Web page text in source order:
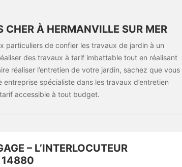
CHER À HERMANVILLE SUR MER
particuliers de confier les travaux de jardin à un
des travaux à tarif imbattable tout en réalisant
réaliser l’entretien de votre jardin, sachez que vous
spécialiste dans les travaux d’entretien
accessible à tout budget.
– L’INTERLOCUTEUR
14880